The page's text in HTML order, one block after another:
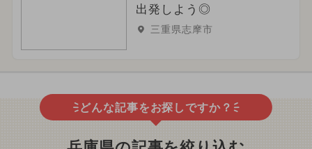
出発しよう◎
三重県志摩市
どんな記事をお探しですか？